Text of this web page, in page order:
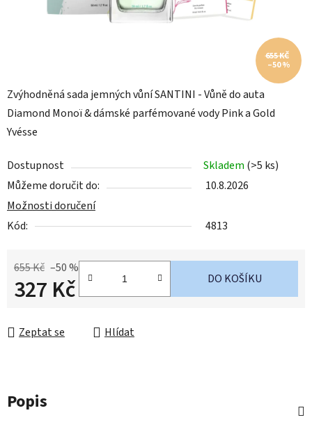
Zvýhodněná sada jemných vůní SANTINI - Vůně do auta
Diamond Monoï & dámské parfémované vody Pink a Gold
Yvésse
Dostupnost Skladem (>5 ks)
Můžeme doručit do:
10.8.2026
Možnosti doručení
Kód:
4813
655 Kč –50 %
327 Kč DO KOŠÍKU
Zeptat se Hlídat
655 KČ
–50 %
Popis